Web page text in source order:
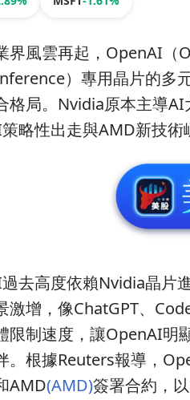
界風雲再起，OpenAI（
）專用晶片的多
格局。Nvidia原本主導
略性出走與AMD新技術
去高度依賴Nvidia晶片
激增，像ChatGPT、
限制速度，讓OpenAI明
。根據Reuters報導，
AMD(AMD)簽署合約，